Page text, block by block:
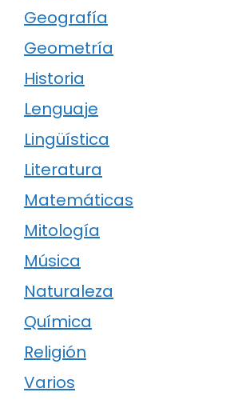
Geografía
Geometría
Historia
Lenguaje
Lingüística
Literatura
Matemáticas
Mitología
Música
Naturaleza
Química
Religión
Varios